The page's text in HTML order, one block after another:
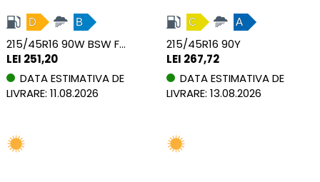
D B
215/45R16 90W BSW FSL XL
LEI 251,20
DATA ESTIMATIVA DE
LIVRARE: 11.08.2026
C A
215/45R16 90Y
LEI 267,72
DATA ESTIMATIVA DE
LIVRARE: 13.08.2026